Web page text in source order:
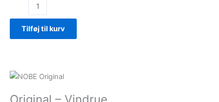
Tilføj til kurv